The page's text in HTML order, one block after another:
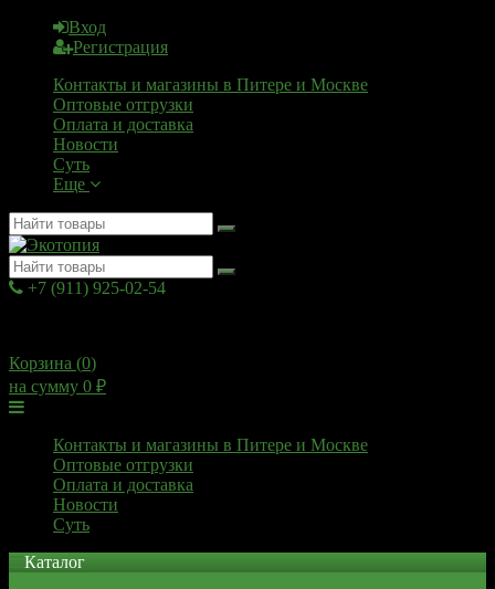
Вход
Регистрация
Контакты и магазины в Питере и Москве
Оптовые отгрузки
Оплата и доставка
Новости
Суть
Еще
+7 (911) 925-02-54
Корзина (0)
на сумму 0 ₽
Контакты и магазины в Питере и Москве
Оптовые отгрузки
Оплата и доставка
Новости
Суть
Каталог